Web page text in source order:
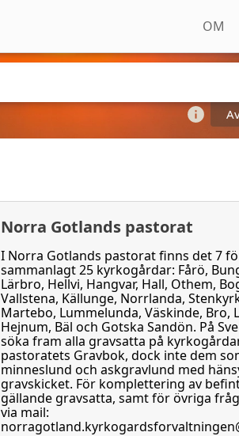
OM
Norra Gotlands pastorat
I Norra Gotlands pastorat finns det 7
sammanlagt 25 kyrkogårdar: Fårö,
Lärbro, Hellvi, Hangvar, Hall, Othem,
Vallstena, Källunge, Norrlanda,
Martebo, Lummelunda, Väskinde, Bro,
Hejnum, Bäl och Gotska Sandön. På
söka fram alla gravsatta på
pastoratets Gravbok, dock inte dem
minneslund och askgravlund med
gravskicket. För komplettering av
gällande gravsatta, samt för övriga
via mail: